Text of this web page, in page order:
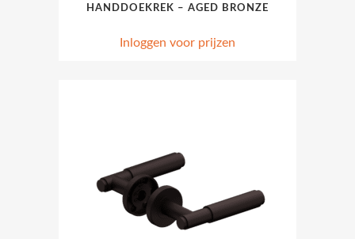
HANDDOEKREK – AGED BRONZE
Inloggen voor prijzen